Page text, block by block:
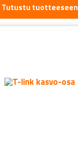
Tutustu tuotteeseen